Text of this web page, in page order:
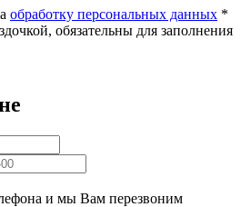
обработку персональных данных *
обязательны для заполнения
и мы Вам перезвоним